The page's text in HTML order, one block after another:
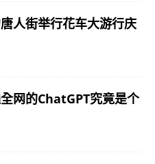
唐人街举行花车大游行庆
全网的ChatGPT究竟是个